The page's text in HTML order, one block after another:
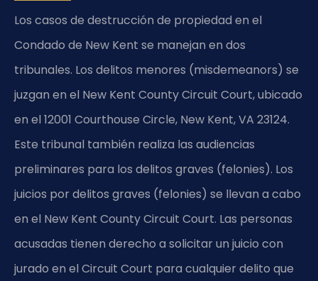
Los casos de destrucción de propiedad en el
Condado de New Kent se manejan en dos
tribunales. Los delitos menores (misdemeanors) se
juzgan en el New Kent County Circuit Court, ubicado
en el 12001 Courthouse Circle, New Kent, VA 23124.
Este tribunal también realiza las audiencias
preliminares para los delitos graves (felonies). Los
juicios por delitos graves (felonies) se llevan a cabo
en el New Kent County Circuit Court. Las personas
acusadas tienen derecho a solicitar un juicio con
jurado en el Circuit Court para cualquier delito que